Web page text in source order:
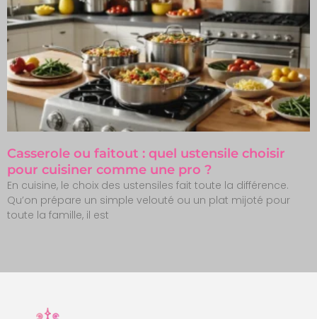
Casserole ou faitout : quel ustensile choisir
pour cuisiner comme une pro ?
En cuisine, le choix des ustensiles fait toute la différence.
Qu’on prépare un simple velouté ou un plat mijoté pour
toute la famille, il est